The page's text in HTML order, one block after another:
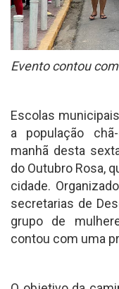
Evento contou
Escolas
a população
manhã desta
do Outubro Rosa,
cidade.
secretarias de
grupo de
contou com uma